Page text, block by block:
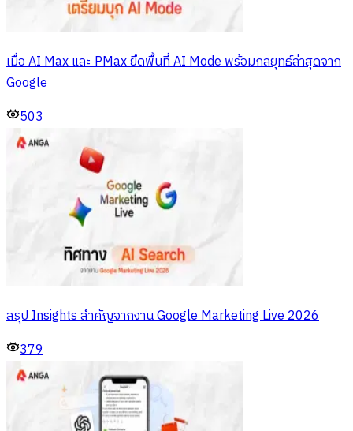
เมื่อ AI Max และ PMax ยึดพื้นที่ AI Mode พร้อมกลยุทธ์ล่าสุดจาก
Google
503
สรุป Insights สำคัญจากงาน Google Marketing Live 2026
379